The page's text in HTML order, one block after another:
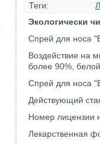
Теги:
Экологически
Спрей для носа
Воздействие на
более 90%,
Спрей для носа
Действующий
Номер лицензии
Лекарственная